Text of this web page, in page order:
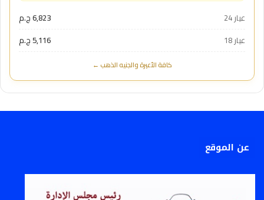
عيار 24
6,823 ج.م
عيار 18
5,116 ج.م
كافة الأعيرة والجنيه الذهب ←
عن الموقع